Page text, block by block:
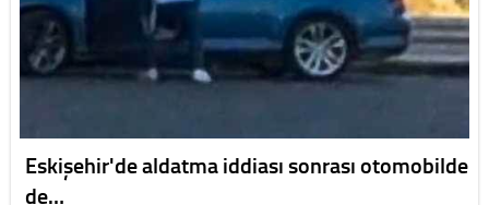
Eskişehir'de aldatma iddiası sonrası otomobilde
de…